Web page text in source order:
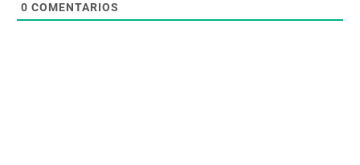
0 COMENTARIOS